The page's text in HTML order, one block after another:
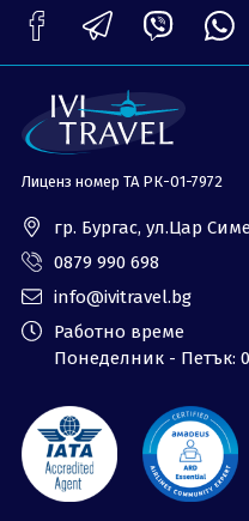
ОЩЕ
Банкова сметка
Политика за
поверителност
0879 990 698
Лиценз номер ТА РК-01-7972
гр. Бургас, ул.Цар
0879 990 698
info@ivitravel.bg
Работно време
Понеделник - Петък: